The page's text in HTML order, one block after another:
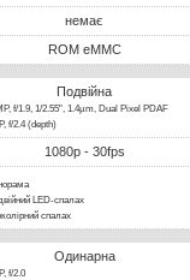
немає
ROM eMMC
Подвійна
f/1.9, 1/2.55", 1.4µm, Dual Pixel PDAF
f/2.4 (depth)
1080p - 30fps
LED-спалах
спалах
Одинарна
f/2.0